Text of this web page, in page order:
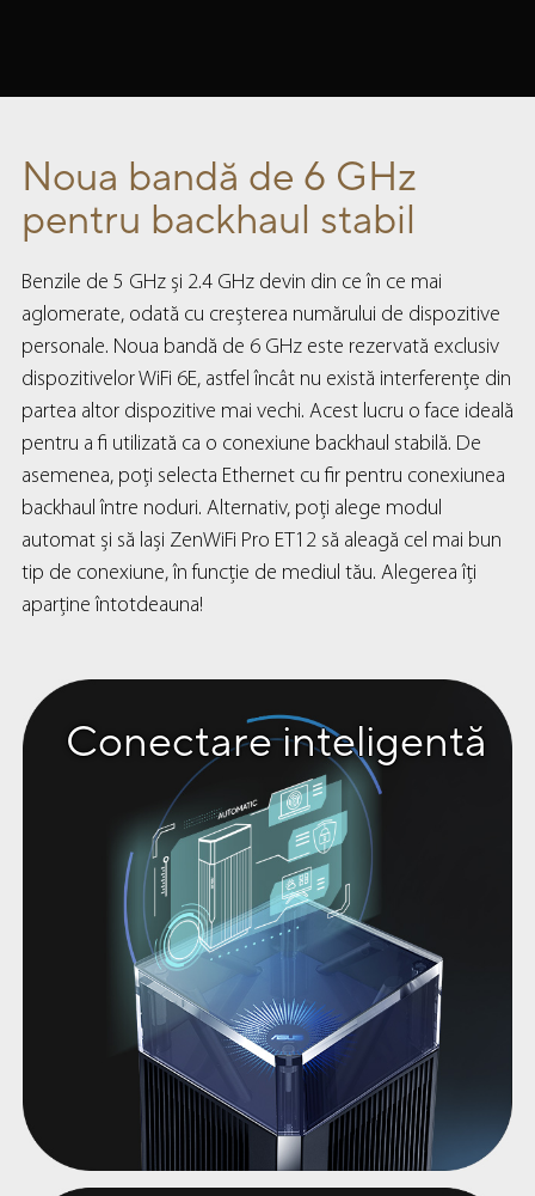
Noua bandă de 6 GHz
pentru backhaul stabil
Benzile de 5 GHz și 2.4 GHz devin din ce în ce mai
aglomerate, odată cu creșterea numărului de dispozitive
personale. Noua bandă de 6 GHz este rezervată exclusiv
dispozitivelor WiFi 6E, astfel încât nu există interferențe din
partea altor dispozitive mai vechi. Acest lucru o face ideală
pentru a fi utilizată ca o conexiune backhaul stabilă. De
asemenea, poți selecta Ethernet cu fir pentru conexiunea
backhaul între noduri. Alternativ, poți alege modul
automat și să lași ZenWiFi Pro ET12 să aleagă cel mai bun
tip de conexiune, în funcție de mediul tău. Alegerea îți
aparține întotdeauna!
Conectare inteligentă